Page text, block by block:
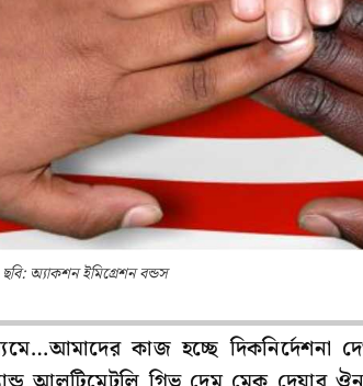
অ্যাকশন ইমিগ্রেশন বন্ডস
কাজ হচ্ছে দিকনির্দেশনা